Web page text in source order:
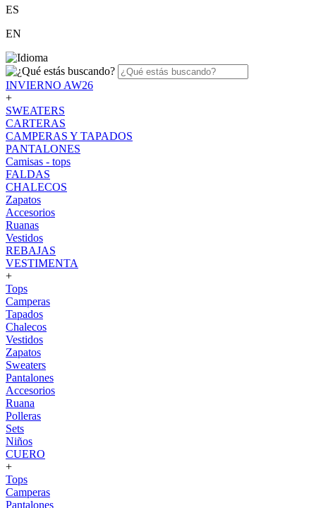
ES
EN
INVIERNO AW26
+
SWEATERS
CARTERAS
CAMPERAS Y TAPADOS
PANTALONES
Camisas - tops
FALDAS
CHALECOS
Zapatos
Accesorios
Ruanas
Vestidos
REBAJAS
VESTIMENTA
+
Tops
Camperas
Tapados
Chalecos
Vestidos
Zapatos
Sweaters
Pantalones
Accesorios
Ruana
Polleras
Sets
Niños
CUERO
+
Tops
Camperas
Pantalones